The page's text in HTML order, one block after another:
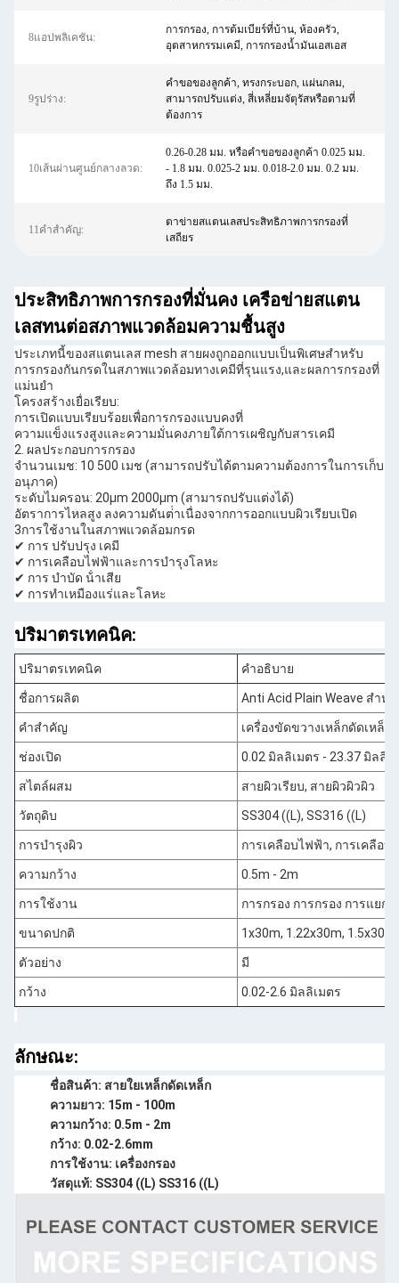
8แอปพลิเคชัน:
การกรอง, การต้มเบียร์ที่บ้าน, ห้องครัว,
อุตสาหกรรมเคมี, การกรองน้ำมันเอสเอส
9รูปร่าง:
คำขอของลูกค้า, ทรงกระบอก, แผ่นกลม,
สามารถปรับแต่ง, สี่เหลี่ยมจัตุรัสหรือตามที่
ต้องการ
10เส้นผ่านศูนย์กลางลวด:
0.26-0.28 มม. หรือคำขอของลูกค้า 0.025 มม.
- 1.8 มม. 0.025-2 มม. 0.018-2.0 มม. 0.2 มม.
ถึง 1.5 มม.
11คำสำคัญ:
ตาข่ายสแตนเลสประสิทธิภาพการกรองที่
เสถียร
ประสิทธิภาพการกรองที่มั่นคง เครือข่ายสแตน
เลสทนต่อสภาพแวดล้อมความชื้นสูง
ประเภทนี้ของสแตนเลส mesh สายผงถูกออกแบบเป็นพิเศษสําหรับ
การกรองกันกรดในสภาพแวดล้อมทางเคมีที่รุนแรง,และผลการกรองที่
แม่นยํา
โครงสร้างเยื่อเรียบ:
การเปิดแบบเรียบร้อยเพื่อการกรองแบบคงที่
ความแข็งแรงสูงและความมั่นคงภายใต้การเผชิญกับสารเคมี
2. ผลประกอบการกรอง
จํานวนเมช: 10 500 เมช (สามารถปรับได้ตามความต้องการในการเก็บ
อนุภาค)
ระดับไมครอน: 20μm 2000μm (สามารถปรับแต่งได้)
อัตราการไหลสูง ลงความดันต่ําเนื่องจากการออกแบบผิวเรียบเปิด
3การใช้งานในสภาพแวดล้อมกรด
✔ การ ปรับปรุง เคมี
✔ การเคลือบไฟฟ้าและการบํารุงโลหะ
✔ การ บําบัด น้ําเสีย
✔ การทําเหมืองแร่และโลหะ
ปริมาตรเทคนิค:
ปริมาตรเทคนิค คําอธิบาย
ชื่อการผลิต Anti Acid Plain Weave สําห
คําสําคัญ เครื่องขัดขวางเหล็กดัดเหล็ก
ช่องเปิด 0.02 มิลลิเมตร - 23.37 มิลลิเ
สไตล์ผสม สายผิวเรียบ, สายผิวผิวผิว
วัตถุดิบ SS304 ((L), SS316 ((L)
การบํารุงผิว การเคลือบไฟฟ้า, การเคลือบ
ความกว้าง 0.5m - 2m
การใช้งาน การกรอง การกรอง การแยก
ขนาดปกติ 1x30m, 1.22x30m,
ตัวอย่าง มี
กว้าง 0.02-2.6 มิลลิเมตร
ลักษณะ:
ชื่อสินค้า: สายใยเหล็กดัดเหล็ก
ความยาว: 15m - 100m
ความกว้าง: 0.5m - 2m
กว้าง: 0.02-2.6mm
การใช้งาน: เครื่องกรอง
วัสดุแท้: SS304 ((L) SS316 ((L)